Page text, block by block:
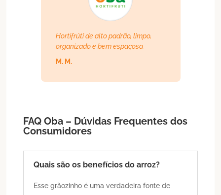
Hortifrúti de alto padrão, limpo,
organizado e bem espaçoso.
M. M.
FAQ Oba – Dúvidas Frequentes dos
Consumidores
Quais são os benefícios do arroz?
Esse grãozinho é uma verdadeira fonte de